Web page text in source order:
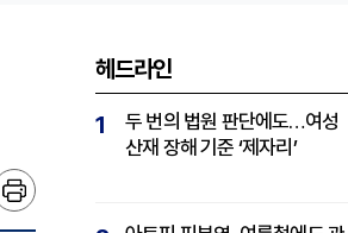
헤드라인
1
두 번의 법원 판단에도…여성
산재 장해 기준 ‘제자리’